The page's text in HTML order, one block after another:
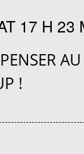
17 H 23
!